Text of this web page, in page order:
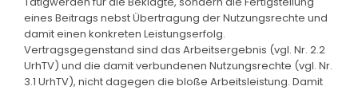
eines Beitrags nebst Übertragung der Nutzungsrechte und
damit einen konkreten Leistungserfolg.
Vertragsgegenstand sind das Arbeitsergebnis (vgl. Nr. 2.2
UrhTV) und die damit verbundenen Nutzungsrechte (vgl. Nr.
3.1 UrhTV), nicht dagegen die bloße Arbeitsleistung. Damit